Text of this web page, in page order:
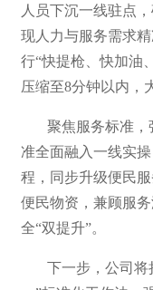
人员下沉一线驻点
现人力与服务需求
行“快提枪、快加油
压缩至8分钟以内，
聚焦服务标准，
准全面融入一线实
程，同步升级便民
便民物资，兼顾服
全“双提升”。
下一步，公司将